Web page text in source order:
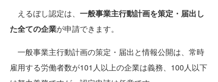
えるぼし認定は、 一般事業主行動計画を策定・届出し
た全ての企業が申請できます。
一般事業主行動計画の策定・届出と情報公開は、常時
雇用する労働者数が101人以上の企業は義務、100人以下